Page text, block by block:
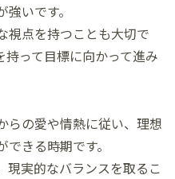
いです。
視点を持つことも大切で
って目標に向かって進み
らの愛や情熱に従い、理想
きる時期です。
現実的なバランスを取るこ